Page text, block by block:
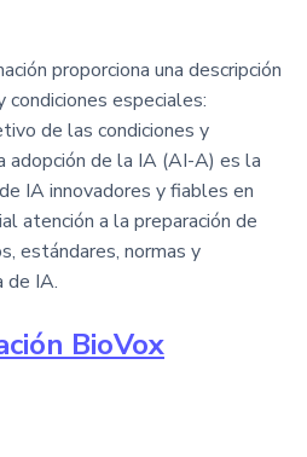
proporciona una descripción
especiales:
de las condiciones y
adopción de la IA (AI-A) es la
IA innovadores y fiables en
atención a la preparación de
estándares, normas y
de IA.
BioVox